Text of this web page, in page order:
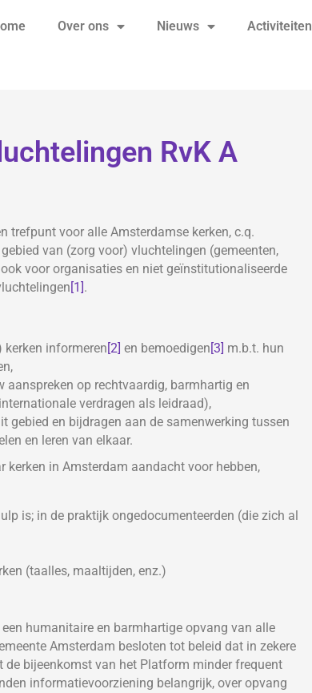
Over ons Nieuws Activiteiten
RvK A
trefpunt voor alle Amsterdamse kerken, c.q.
van (zorg voor) vluchtelingen (gemeenten,
voor organisaties en niet geïnstitutionaliseerde
[1].
kerken informeren[2] en bemoedigen[3] m.b.t. hun
op rechtvaardig, barmhartig en
verdragen als leidraad),
gebied en bijdragen aan de samenwerking tussen
en leren van elkaar.
kerken in Amsterdam aandacht voor hebben,
is; in de praktijk ongedocumenteerden (die zich al
(taalles, maaltijden, enz.)
humanitaire en barmhartige opvang van alle
Amsterdam besloten tot beleid dat in zekere
de bijeenkomst van het Platform minder frequent
informatievoorziening belangrijk, over opvang